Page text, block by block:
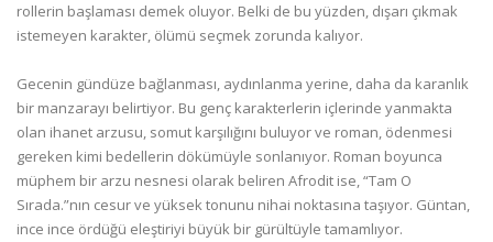
rollerin başlaması demek oluyor. Belki de bu yüzden, dışarı çıkmak
istemeyen karakter, ölümü seçmek zorunda kalıyor.
Gecenin gündüze bağlanması, aydınlanma yerine, daha da karanlık
bir manzarayı belirtiyor. Bu genç karakterlerin içlerinde yanmakta
olan ihanet arzusu, somut karşılığını buluyor ve roman, ödenmesi
gereken kimi bedellerin dökümüyle sonlanıyor. Roman boyunca
müphem bir arzu nesnesi olarak beliren Afrodit ise, “Tam O
Sırada.”nın cesur ve yüksek tonunu nihai noktasına taşıyor. Güntan,
ince ince ördüğü eleştiriyi büyük bir gürültüyle tamamlıyor.